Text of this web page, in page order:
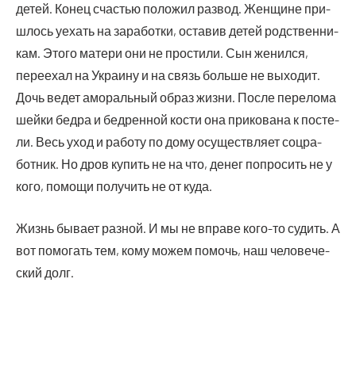
детей. Конец сча­стью поло­жил раз­вод. Жен­щине при­
шлось уехать на зара­бот­ки, оста­вив детей род­ствен­ни­
кам. Это­го мате­ри они не про­сти­ли. Сын женил­ся,
пере­ехал на Укра­и­ну и на связь боль­ше не выхо­дит.
Дочь ведет амо­раль­ный образ жиз­ни. После пере­ло­ма
шей­ки бед­ра и бед­рен­ной кости она при­ко­ва­на к посте­
ли. Весь уход и рабо­ту по дому осу­ществ­ля­ет соц­ра­
бот­ник. Но дров купить не на что, денег попро­сить не у
кого, помо­щи полу­чить не от куда.
Жизнь быва­ет раз­ной. И мы не впра­ве кого-то судить. А
вот помо­гать тем, кому можем помочь, наш чело­ве­че­
ский долг.